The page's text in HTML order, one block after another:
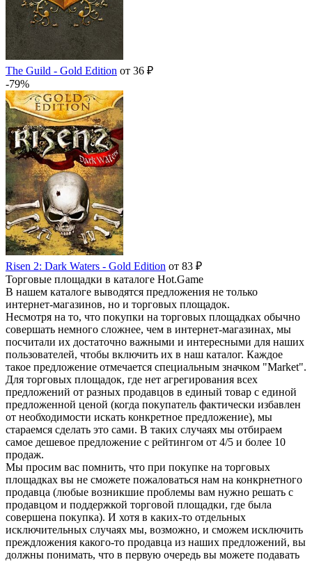
The Guild - Gold Edition от 36 ₽
-79%
Risen 2: Dark Waters - Gold Edition от 83 ₽
Торговые площадки в каталоге Hot.Game
В нашем каталоге выводятся предложения не только
интернет-магазинов, но и торговых площадок.
Несмотря на то, что покупки на торговых площадках обычно
совершать немного сложнее, чем в интернет-магазинах, мы
посчитали их достаточно важными и интересными для наших
пользователей, чтобы включить их в наш каталог. Каждое
такое предложение отмечается специальным значком "Market".
Для торговых площадок, где нет агрегирования всех
предложений от разных продавцов в единый товар с единой
предложенной ценой (когда покупатель фактически избавлен
от необходимости искать конкретное предложение), мы
стараемся сделать это сами. В таких случаях мы отбираем
самое дешевое предложение с рейтингом от 4/5 и более 10
продаж.
Мы просим вас помнить, что при покупке на торговых
площадках вы не сможете пожаловаться нам на конкрнетного
продавца (любые возникшие проблемы вам нужно решать с
продавцом и поддержкой торговой площадки, где была
совершена покупка). И хотя в каких-то отдельных
исключительных случаях мы, возможно, и сможем исключить
преждложения какого-то продавца из наших предложений, вы
должны понимать, что в первую очередь вы можете подавать